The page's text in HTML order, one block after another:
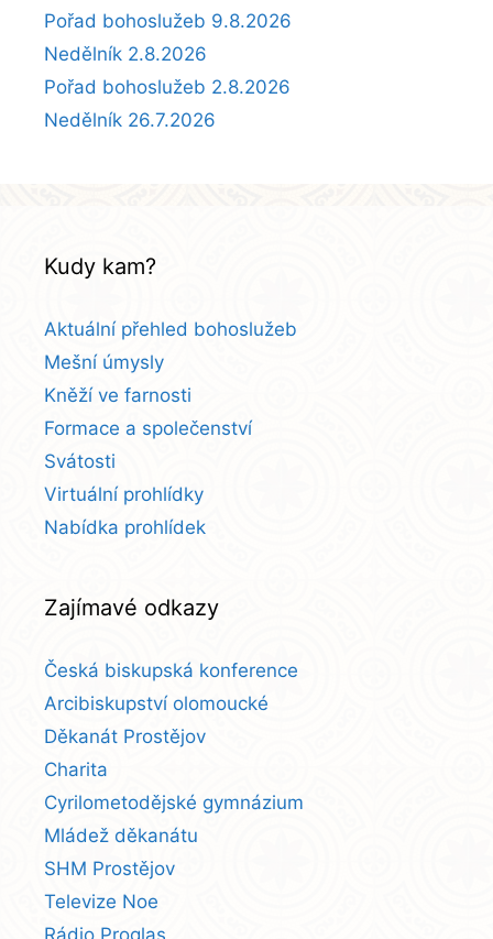
Pořad bohoslužeb 9.8.2026
Nedělník 2.8.2026
Pořad bohoslužeb 2.8.2026
Nedělník 26.7.2026
Kudy kam?
Aktuální přehled bohoslužeb
Mešní úmysly
Kněží ve farnosti
Formace a společenství
Svátosti
Virtuální prohlídky
Nabídka prohlídek
Zajímavé odkazy
Česká biskupská konference
Arcibiskupství olomoucké
Děkanát Prostějov
Charita
Cyrilometodějské gymnázium
Mládež děkanátu
SHM Prostějov
Televize Noe
Rádio Proglas